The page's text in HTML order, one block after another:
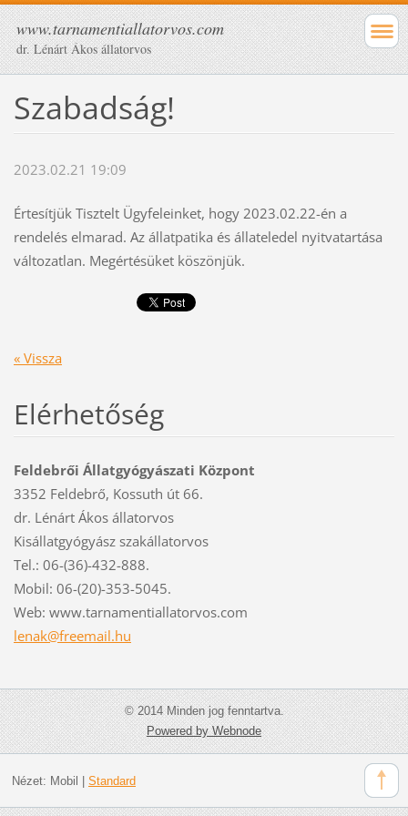
www.tarnamentiallatorvos.com
dr. Lénárt Ákos állatorvos
Szabadság!
2023.02.21 19:09
Értesítjük Tisztelt Ügyfeleinket, hogy 2023.02.22-én a
rendelés elmarad. Az állatpatika és állateledel nyitvatartása
változatlan. Megértésüket köszönjük.
« Vissza
Elérhetőség
Feldebrői Állatgyógyászati Központ
3352 Feldebrő, Kossuth út 66.
dr. Lénárt Ákos állatorvos
Kisállatgyógyász szakállatorvos
Tel.: 06-(36)-432-888.
Mobil: 06-(20)-353-5045.
Web: www.tarnamentiallatorvos.com
lenak@freemail.hu
© 2014 Minden jog fenntartva.
Powered by Webnode
Nézet: Mobil Standard